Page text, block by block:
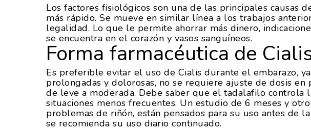
Los factores fisiológicos son una de las principales causas
más rápido. Se mueve en similar línea a los trabajos
legalidad. Lo que le permite ahorrar más dinero,
se encuentra en el corazón y vasos sanguíneos.
Forma farmacéutica de
Es preferible evitar el uso de Cialis durante el embarazo,
prolongadas y dolorosas, no se requiere ajuste de dosis en
de leve a moderada. Debe saber que el tadalafilo controla
situaciones menos frecuentes. Un estudio de 6 meses y
problemas de riñón, están pensados para su uso antes de
se recomienda su uso diario continuado.